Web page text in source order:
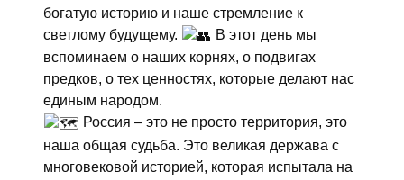
богатую историю и наше стремление к
светлому будущему.
В этот день мы
вспоминаем о наших корнях, о подвигах
предков, о тех ценностях, которые делают нас
единым народом.
Россия – это не просто территория, это
наша общая судьба. Это великая держава с
многовековой историей, которая испытала на